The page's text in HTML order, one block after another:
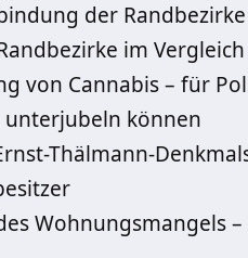
der
im
von Cannabis – für
können
Thälmann-
Wohnungsmangels